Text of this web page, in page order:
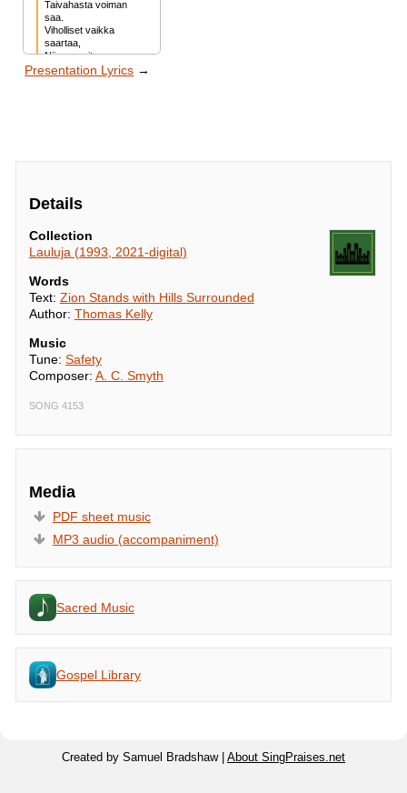
Taivahasta voiman
saa.
Viholliset vaikka
saartaa,
Niin se voiton
saavuttaa.
Presentation Lyrics →
Details
Collection
Lauluja (1993, 2021-digital)
Words
Text: Zion Stands with Hills Surrounded
Author: Thomas Kelly
Music
Tune: Safety
Composer: A. C. Smyth
SONG 4153
Media
PDF sheet music
MP3 audio (accompaniment)
Sacred Music
Gospel Library
Created by Samuel Bradshaw | About SingPraises.net